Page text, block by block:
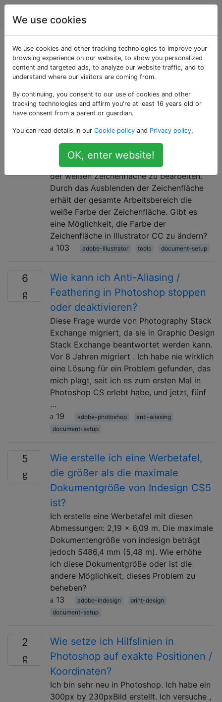
Grafikdesign
Als «document-
setup» getaggte
Fragen
Es ist praktisch unmöglich, eine weiße
Illustration auf dem Standardhintergrund
der weißen Zeichenfläche zu bearbeiten.
Durch das Ausblenden der Zeichenfläche
erhält der gesamte Arbeitsbereich die
weiße Farbe der Zeichenfläche. Gibt es
eine Möglichkeit, die Farbe der
Zeichenfläche in Illustrator CC zu ändern?
103
adobe-illustrator tools document-setup
6
Wie kann ich Anti-Aliasing /
Feathering in Photoshop stoppen
oder deaktivieren?
Diese Frage wurde von Photography Stack
Exchange migriert, da sie in Graphic Design
Stack Exchange beantwortet werden kann.
Vor 8 Jahren migriert . Ich habe nie wirklich
eine Lösung für ein Problem gefunden, das
mich plagt, seit ich es zum ersten Mal in
Photoshop CS erlebt habe, und jetzt, fünf
…
19
adobe-photoshop
anti-aliasing
document-setup
5
Wie erstelle ich eine Werbetafel,
die größer als die maximale
Dokumentgröße von Indesign CS5
ist?
Ich erstelle eine Werbetafel mit diesen
Abmessungen: 2,19 x 6,09 m. Die maximale
Dokumentengröße von indesign beträgt
jedoch 5486,4 mm (5,48 m). Wie erhöhe
ich diese Dokumentgröße oder ist die
andere Möglichkeit, dieses Problem zu
beheben?
13
adobe-indesign
print-design
document-setup
2
Wie setze ich Hilfslinien in
Photoshop auf exakte Positionen /
Koordinaten?
Ich bin sehr neu in Photoshop. Ich habe ein
300px by 230pxBild erstellt. Ich versuche ,
We use cookies
We use cookies and other tracking technologies to improve your
browsing experience on our website, to show you personalized
content and targeted ads, to analyze our website traffic, and to
understand where our visitors are coming from.
By continuing, you consent to our use of cookies and other
tracking technologies and affirm you're at least 16 years old or
have consent from a parent or guardian.
You can read details in our Cookie policy and Privacy policy.
OK, enter website!